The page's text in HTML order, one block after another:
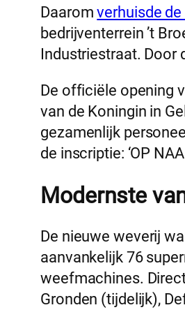
Daaromverhuisde
bedrijventerrein ’t
Industriestraat. Door
De officiële opening
van de Koningin in
gezamenlijk
de inscriptie: ‘OP
Modernste
De nieuwe weverij
aanvankelijk 76
weefmachines.
Gronden (tijdelijk),